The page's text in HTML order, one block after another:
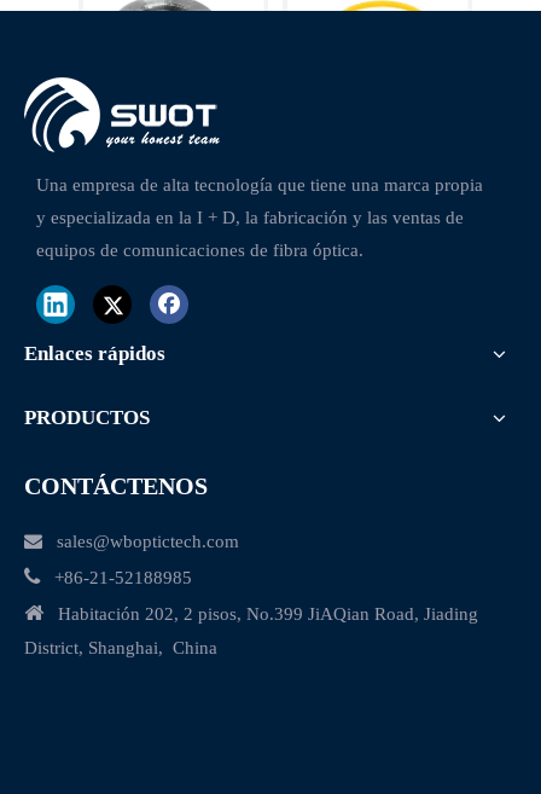
Una empresa de alta tecnología que tiene una marca propia
y especializada en la I + D, la fabricación y las ventas de
equipos de comunicaciones de fibra óptica.
Enlaces rápidos
PRODUCTOS
CONTÁCTENOS
 sales@wboptictech.com
 +86-21-52188985
 Habitación 202, 2 pisos, No.399 JiAQian Road, Jiading
District, Shanghai, China